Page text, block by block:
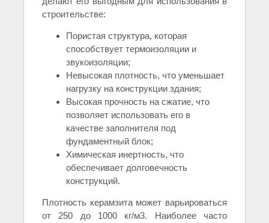
строительстве:
Пористая структура, которая
способствует термоизоляции и
звукоизоляции;
Невысокая плотность, что уменьшает
нагрузку на конструкции здания;
Высокая прочность на сжатие, что
позволяет использовать его в
качестве заполнителя под
фундаментный блок;
Химическая инертность, что
обеспечивает долговечность
конструкций.
Плотность керамзита может варьироваться
от 250 до 1000 кг/м3. Наиболее часто